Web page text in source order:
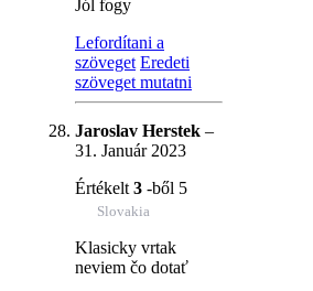
Jól fogy
Lefordítani a
szöveget Eredeti
szöveget mutatni
Jaroslav Herstek –
31. Január 2023
Értékelt 3 -ből 5
Slovakia
Klasicky vrtak
neviem čo dotať